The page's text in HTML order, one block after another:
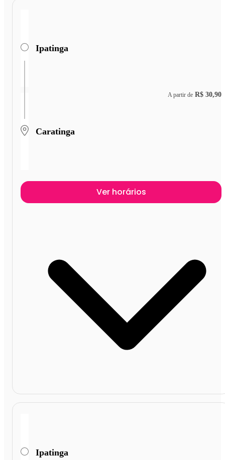
Ipatinga
Caratinga
A partir de R$ 30,90
Ver horários
Ipatinga